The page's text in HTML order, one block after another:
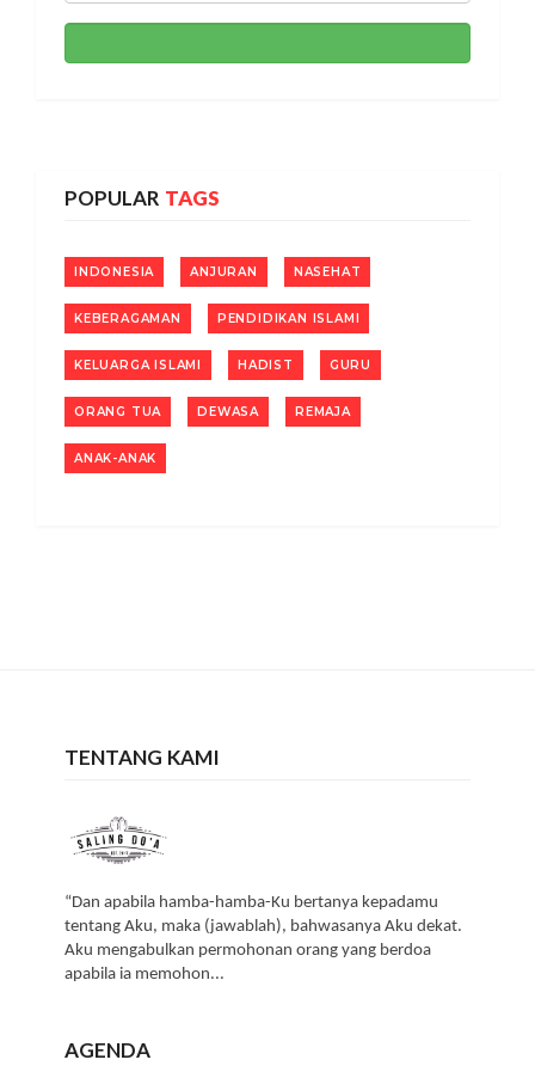
POPULAR TAGS
INDONESIA ANJURAN NASEHAT
KEBERAGAMAN PENDIDIKAN ISLAMI
KELUARGA ISLAMI HADIST GURU
ORANG TUA DEWASA REMAJA
ANAK-ANAK
TENTANG KAMI
“Dan apabila hamba-hamba-Ku bertanya kepadamu
tentang Aku, maka (jawablah), bahwasanya Aku dekat.
Aku mengabulkan permohonan orang yang berdoa
apabila ia memohon...
AGENDA